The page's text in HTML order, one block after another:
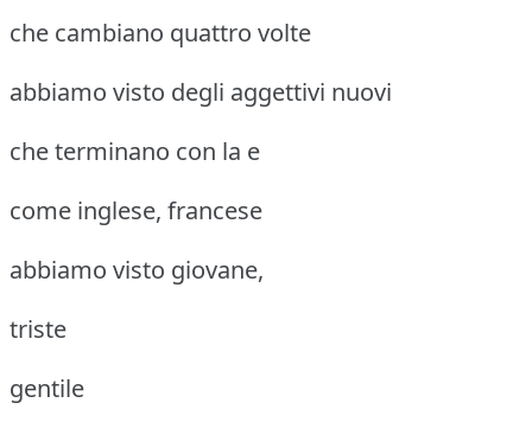
che cambiano quattro volte
abbiamo visto degli aggettivi nuovi
che terminano con la e
come inglese, francese
abbiamo visto giovane,
triste
gentile